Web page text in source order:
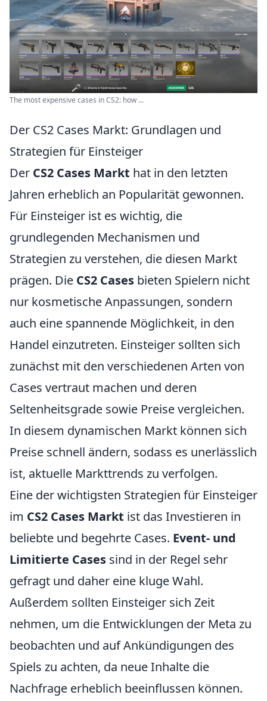
The most expensive cases in CS2: how ...
Der CS2 Cases Markt: Grundlagen und
Strategien für Einsteiger
Der CS2 Cases Markt hat in den letzten
Jahren erheblich an Popularität gewonnen.
Für Einsteiger ist es wichtig, die
grundlegenden Mechanismen und
Strategien zu verstehen, die diesen Markt
prägen. Die CS2 Cases bieten Spielern nicht
nur kosmetische Anpassungen, sondern
auch eine spannende Möglichkeit, in den
Handel einzutreten. Einsteiger sollten sich
zunächst mit den verschiedenen Arten von
Cases vertraut machen und deren
Seltenheitsgrade sowie Preise vergleichen.
In diesem dynamischen Markt können sich
Preise schnell ändern, sodass es unerlässlich
ist, aktuelle Markttrends zu verfolgen.
Eine der wichtigsten Strategien für Einsteiger
im CS2 Cases Markt ist das Investieren in
beliebte und begehrte Cases. Event- und
Limitierte Cases sind in der Regel sehr
gefragt und daher eine kluge Wahl.
Außerdem sollten Einsteiger sich Zeit
nehmen, um die Entwicklungen der Meta zu
beobachten und auf Ankündigungen des
Spiels zu achten, da neue Inhalte die
Nachfrage erheblich beeinflussen können.